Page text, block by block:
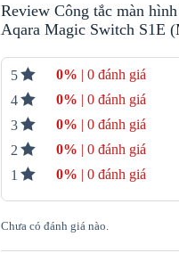
Review Công tắc màn
Aqara Magic Switch S1E
5 0% | 0 đánh giá
4
0% | 0 đánh giá
3
0% | 0 đánh giá
2
0% | 0 đánh giá
1
0% | 0 đánh giá
Chưa có đánh giá nào.